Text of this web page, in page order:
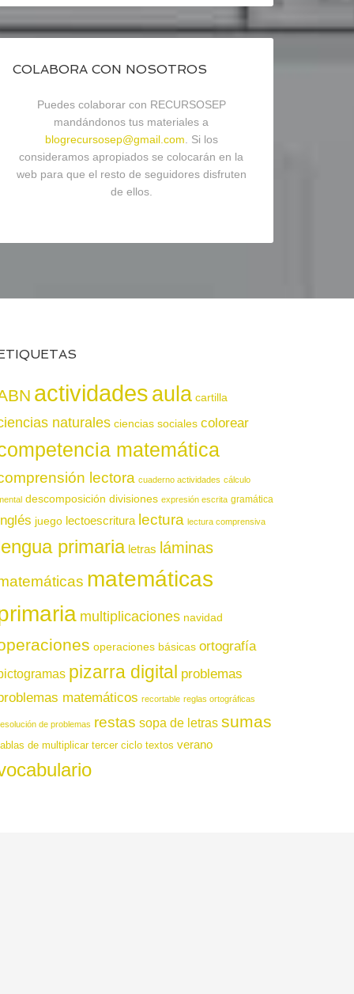
COLABORA CON NOSOTROS
Puedes colaborar con RECURSOSEP
mandándonos tus materiales a
blogrecursosep@gmail.com . Si los
consideramos apropiados se colocarán en la
web para que el resto de seguidores disfruten
de ellos.
actividadesaula cartilla
naturales ciencias sociales colorear
matemática
lectora cuaderno actividades cálculo
descomposición divisiones expresión escrita gramática
juego lectoescritura lectura lectura comprensiva
primaria letras láminas
matemáticas
multiplicaciones navidad
operaciones básicas ortografía
pizarra digital problemas
matemáticos recortable reglas ortográficas
de problemas restas sopa de letras sumas
de multiplicar tercer ciclo textos verano